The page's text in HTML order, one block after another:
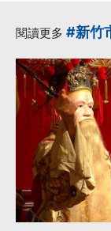
閱讀更多 #新竹